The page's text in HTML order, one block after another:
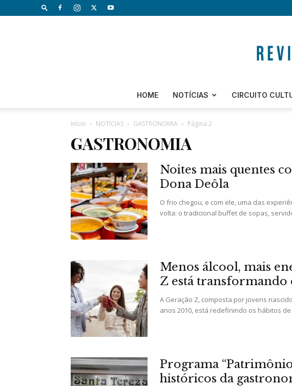
HOME NOTÍCIAS CIRCUITO
Início NOTÍCIAS GASTRONOMIA Página 2
GASTRONOMIA
Noites mais quentes
Dona Deôla
O frio chegou, e com ele, uma das
volta: o tradicional buffet de sopas,
Menos álcool, mais
Z está transformando
A Geração Z, composta por jovens
anos 2010, está redefinindo os hábitos de
Programa
históricos da